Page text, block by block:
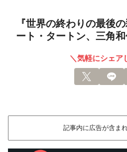
『世界の終わりの最後
ート・タートン、三角
＼気軽にシェア
記事内に広告が含ま